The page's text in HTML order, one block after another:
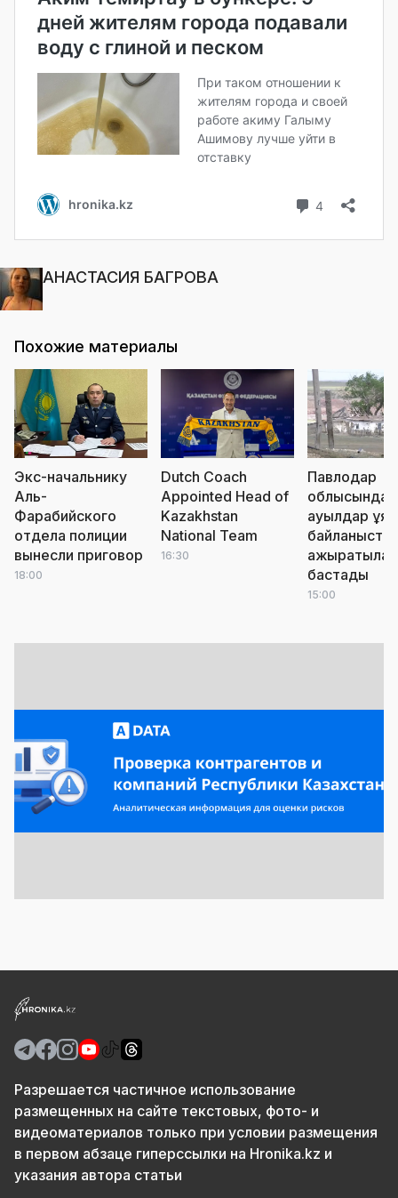
АНАСТАСИЯ БАГРОВА
Похожие материалы
Экс-начальнику
Аль-
Фарабийского
отдела полиции
вынесли приговор
18:00
Dutch Coach
Appointed Head of
Kazakhstan
National Team
16:30
Павлодар
облысында
ауылдар
байланыстан
ажыратыла
бастады
15:00
Разрешается частичное использование
размещенных на сайте текстовых, фото- и
видеоматериалов только при условии размещения
в первом абзаце гиперссылки на Hronika.kz и
указания автора статьи